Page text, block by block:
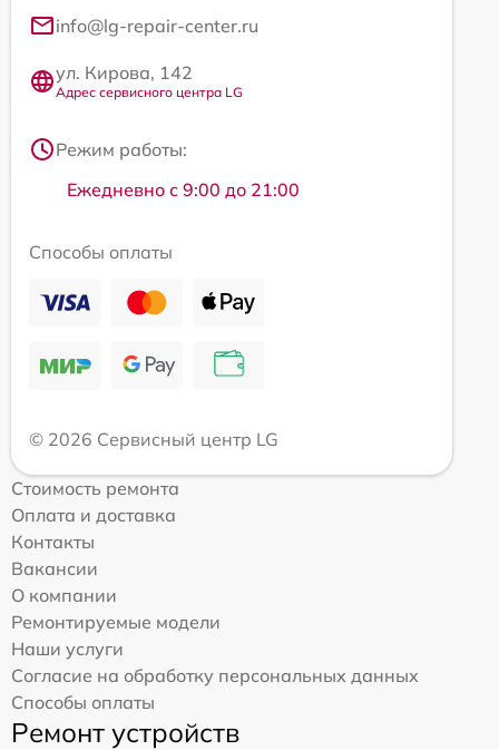
info@lg-repair-center.ru
ул. Кирова, 142
Адрес сервисного центра LG
Режим работы:
Ежедневно с 9:00 до 21:00
Способы оплаты
© 2026 Сервисный центр LG
Стоимость ремонта
Оплата и доставка
Контакты
Вакансии
О компании
Ремонтируемые модели
Наши услуги
Согласие на обработку персональных данных
Способы оплаты
Ремонт устройств